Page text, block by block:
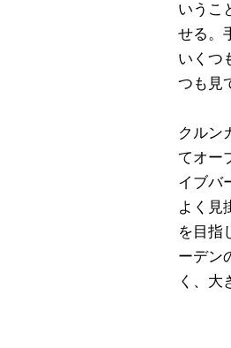
いうこ
せる。
いくつ
つも見
クルン
てオー
イブバ
よく見
を目指
ーデン
く、大